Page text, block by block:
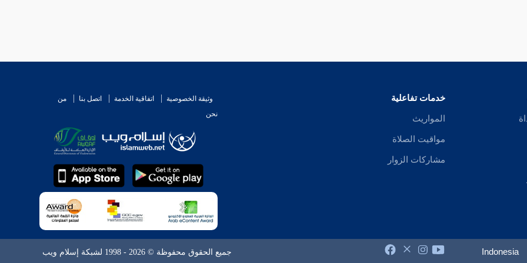
خدمات تفاعلية
المواريث
مواقيت الصلاة
مشاركات الزوار
وثيقة الخصوصية اتفاقية الخدمة اتصل بنا
من
نحن
Indonesia جميع الحقوق محفوظة © 2026 - 1998 لشبكة إسلام ويب